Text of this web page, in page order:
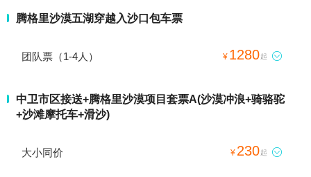
腾格里沙漠五湖穿越入沙口包车票
团队票（1-4人） ¥ 1280起 
中卫市区接送+腾格里沙漠项目套票A(沙漠冲浪+骑骆驼
+沙滩摩托车+滑沙)
大小同价 ¥ 230起 